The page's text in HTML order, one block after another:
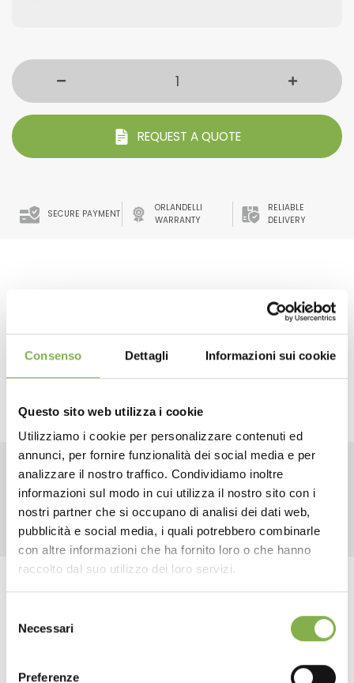
Consenso Dettagli Informazioni sui cookie
Questo sito web utilizza i cookie
Utilizziamo i cookie per personalizzare contenuti ed
annunci, per fornire funzionalità dei social media e per
analizzare il nostro traffico. Condividiamo inoltre
informazioni sul modo in cui utilizza il nostro sito con i
nostri partner che si occupano di analisi dei dati web,
pubblicità e social media, i quali potrebbero combinarle
con altre informazioni che ha fornito loro o che hanno
raccolto dal suo utilizzo dei loro servizi.
delNecessari
Preferenze
REQUEST A QUOTE
SECURE PAYMENT
ORLANDELLI
WARRANTY
RELIABLE
DELIVERY
RELATED PRODUCTS
Tag: Garden center Greenhouses products
DOWNLOAD
TECHNICAL DATA
SHEET
Log in or register to